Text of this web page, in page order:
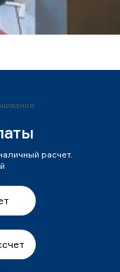
расчет.